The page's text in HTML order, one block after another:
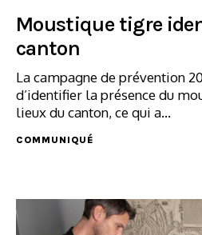
Moustique tigre
canton
La campagne de prévention
d’identifier la présence du
lieux du canton, ce qui a...
COMMUNIQUÉ